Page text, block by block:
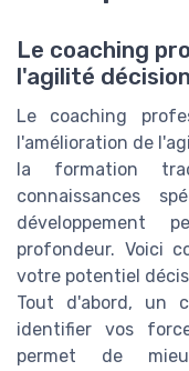
Le coaching
l'agilité
Le coaching
l'amélioration de
la formation
connaissances
développement
profondeur. Voici
votre potentiel
Tout d'abord, un
identifier vos
permet de